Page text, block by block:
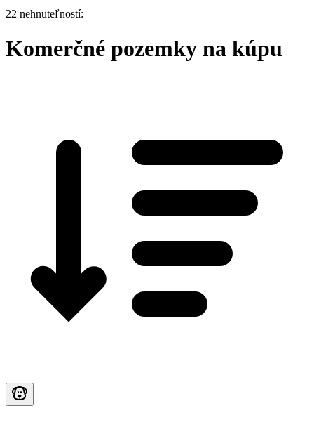
22 nehnuteľností:
Komerčné pozemky na kúpu